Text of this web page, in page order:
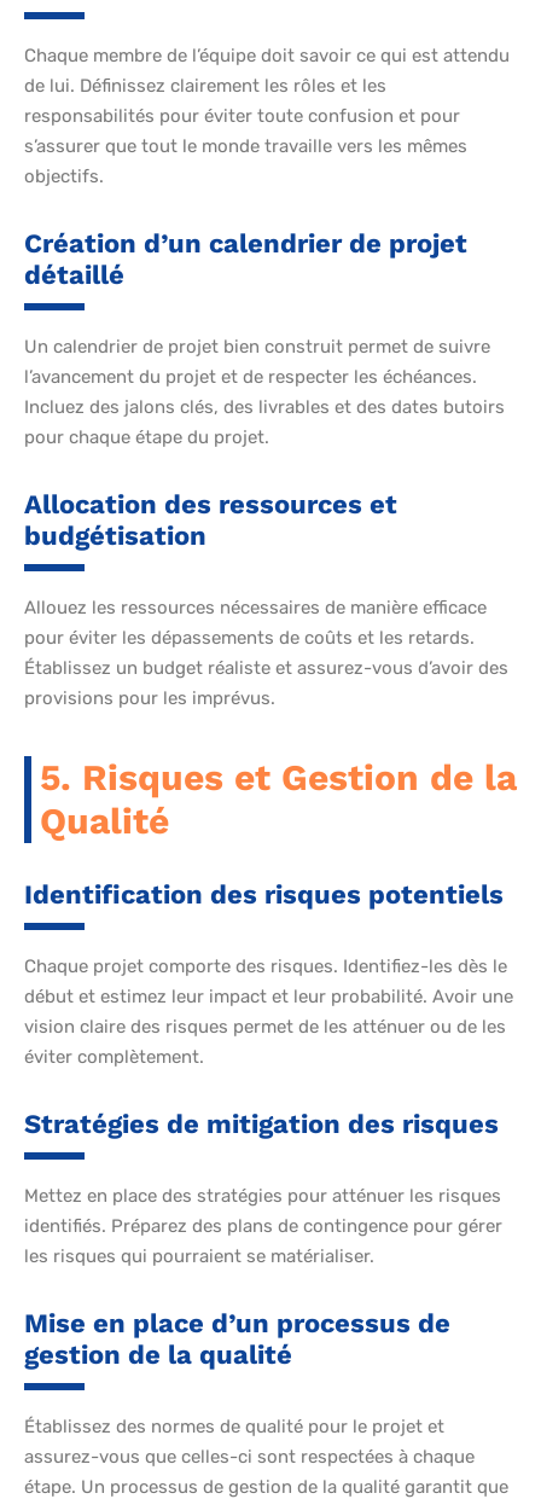
Chaque membre de l’équipe doit savoir ce qui est attendu
de lui. Définissez clairement les rôles et les
responsabilités pour éviter toute confusion et pour
s’assurer que tout le monde travaille vers les mêmes
objectifs.
Création d’un calendrier de projet
détaillé
Un calendrier de projet bien construit permet de suivre
l’avancement du projet et de respecter les échéances.
Incluez des jalons clés, des livrables et des dates butoirs
pour chaque étape du projet.
Allocation des ressources et
budgétisation
Allouez les ressources nécessaires de manière efficace
pour éviter les dépassements de coûts et les retards.
Établissez un budget réaliste et assurez-vous d’avoir des
provisions pour les imprévus.
5. Risques et Gestion de la
Qualité
Identification des risques potentiels
Chaque projet comporte des risques. Identifiez-les dès le
début et estimez leur impact et leur probabilité. Avoir une
vision claire des risques permet de les atténuer ou de les
éviter complètement.
Stratégies de mitigation des risques
Mettez en place des stratégies pour atténuer les risques
identifiés. Préparez des plans de contingence pour gérer
les risques qui pourraient se matérialiser.
Mise en place d’un processus de
gestion de la qualité
Établissez des normes de qualité pour le projet et
assurez-vous que celles-ci sont respectées à chaque
étape. Un processus de gestion de la qualité garantit que